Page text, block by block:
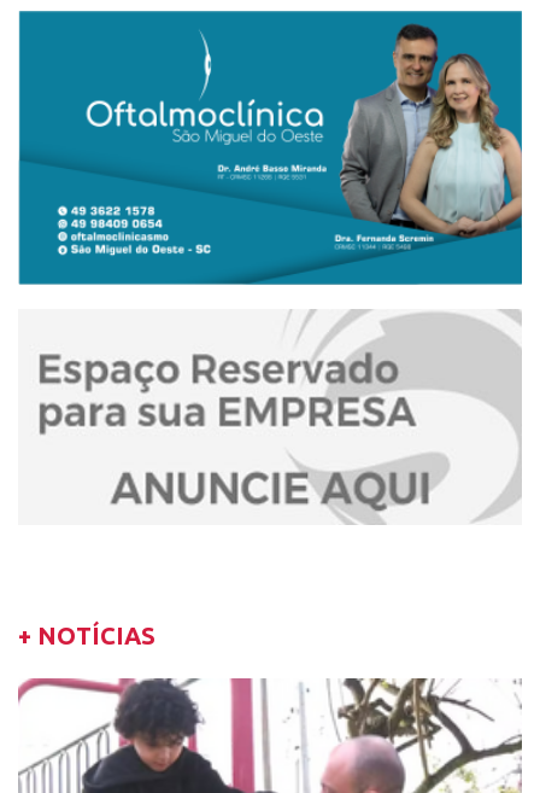
+ NOTÍCIAS